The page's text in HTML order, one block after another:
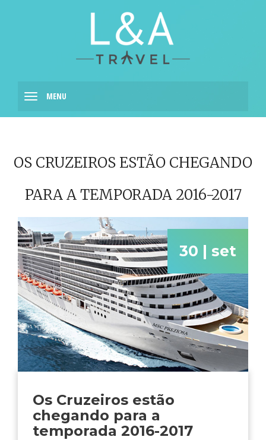
MENU
OS CRUZEIROS ESTÃO CHEGANDO
PARA A TEMPORADA 2016-2017
30 | set
Os Cruzeiros estão
chegando para a
temporada 2016-2017